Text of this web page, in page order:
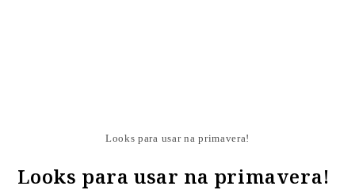
Looks para usar na primavera!
Looks para usar na primavera!